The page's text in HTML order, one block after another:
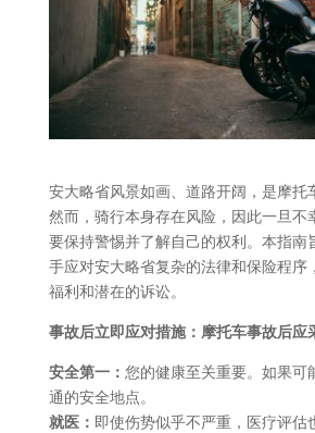
安大略省风景如画、道路开阔，是摩托
然而，骑行本身存在风险，因此一旦不
要保持警惕并了解自己的权利。本指南
手应对安大略省复杂的法律和保险程序
福利和潜在的诉讼。
事故后立即应对措施：摩托车事故后应
安全第一： 您的健康至关重要。如果可
通的安全地点。
就医： 即使伤势似乎不严重，医疗评估